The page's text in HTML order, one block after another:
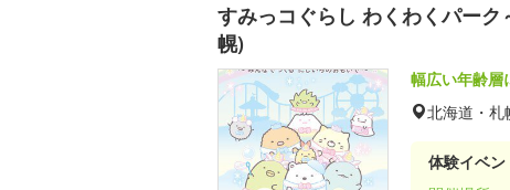
すみっコぐらし わくわくパー
幌)
幅広い年齢層
北海道・札
体験イベ